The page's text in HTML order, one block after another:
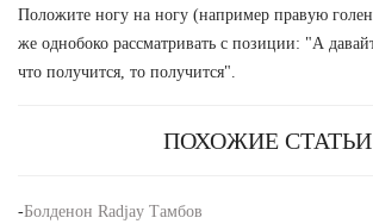
Положите ногу на ногу (например правую
же однобоко рассматривать с позиции: "А
что получится, то получится".
ПОХОЖИЕ СТАТЬИ
-Болденон Radjay Тамбов